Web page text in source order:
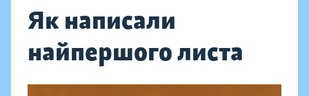
Як написали
найпершого листа